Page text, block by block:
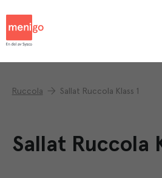
Ruccola Sallat Ruccola Klass 1
Sallat Ruccola